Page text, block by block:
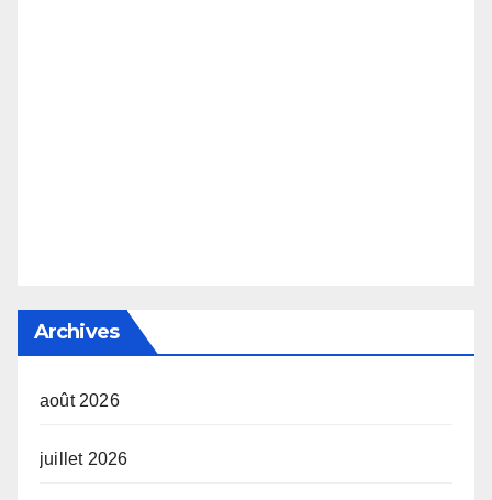
Archives
août 2026
juillet 2026